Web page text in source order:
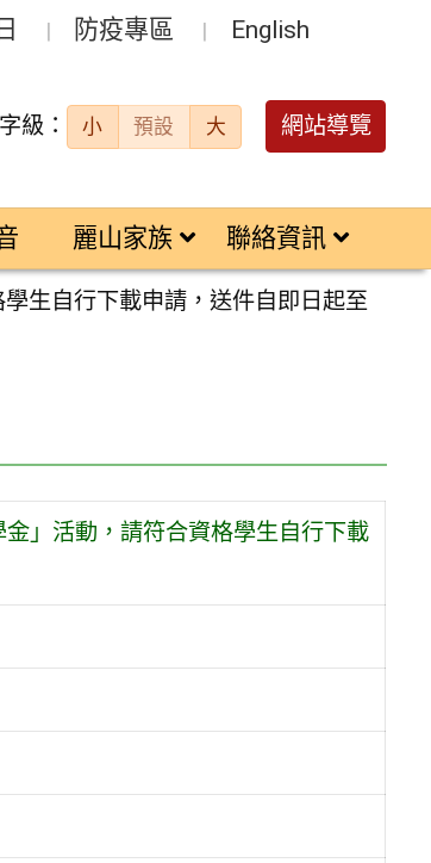
防疫專區 English
字級： 小 預設 大 網站導覽
麗山家族 聯絡資訊
生自行下載申請，送件自即日起至
」活動，請符合資格學生自行下載